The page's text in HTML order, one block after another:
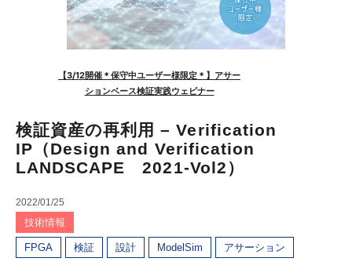
検証資産の再利用 – Verification
IP（Design and Verification
LANDSCAPE 2021-Vol2）
2022/01/25
技術情報
FPGA 検証 設計 ModelSim アサーション